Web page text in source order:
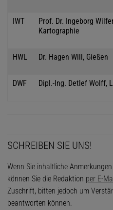
IWT
Prof. Dr. Ingeborg
Kartographie
HWL Dr. Hagen Will, Gießen
DWF Dipl.-Ing. Detlef Wolff,
SCHREIBEN SIE UNS!
Wenn Sie inhaltliche
können Sie die Redaktion per E-
Zuschrift, bitten jedoch um
beantworten können.